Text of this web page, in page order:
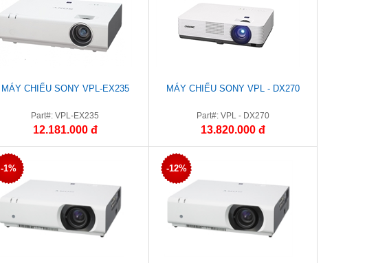
MÁY CHIẾU SONY VPL-EX235
Part#: VPL-EX235
12.181.000 đ
MÁY CHIẾU SONY VPL - DX270
Part#: VPL - DX270
13.820.000 đ
-1% -12%